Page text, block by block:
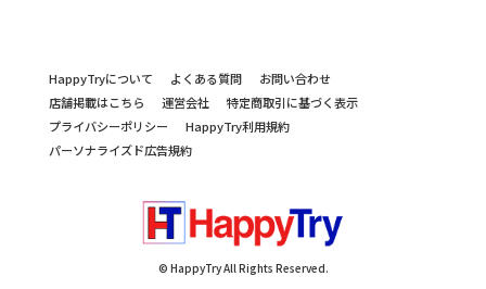
HappyTryについて よくある質問
お問い合わせ
店舗掲載はこちら
運営会社
特定商取引に基づく表示
プライバシーポリシー
HappyTry利用規約
パーソナライズド広告規約
© HappyTry All Rights Reserved.